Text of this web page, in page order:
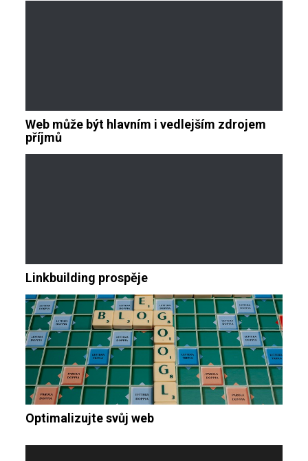
Web může být hlavním i vedlejším zdrojem
příjmů
Linkbuilding prospěje
Optimalizujte svůj web
Navigace